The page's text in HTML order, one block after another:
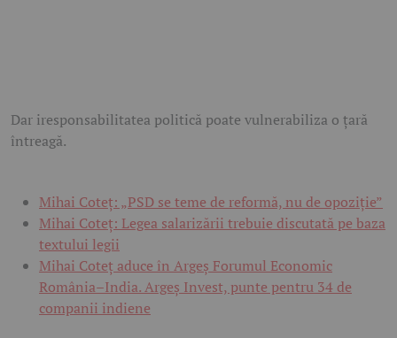
Dar iresponsabilitatea politică poate vulnerabiliza o țară
întreagă.
Mihai Coteț: „PSD se teme de reformă, nu de opoziție”
Mihai Coteț: Legea salarizării trebuie discutată pe baza
textului legii
Mihai Coteț aduce în Argeș Forumul Economic
România–India. Argeș Invest, punte pentru 34 de
companii indiene